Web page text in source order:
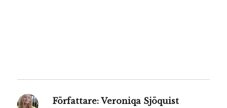
Författare: Veroniqa Sjöquist